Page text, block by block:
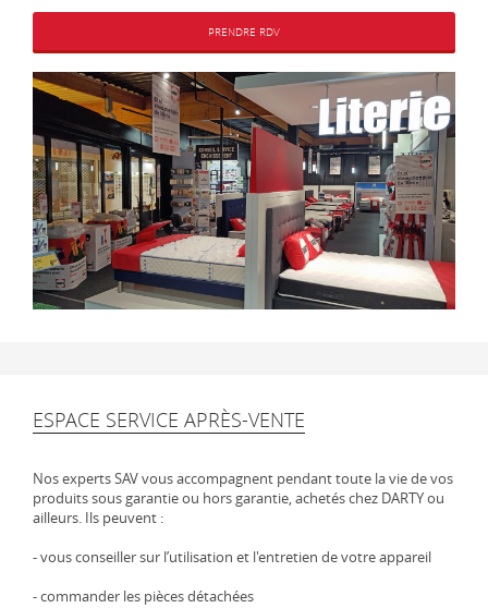
PRENDRE RDV
ESPACE SERVICE APRÈS-VENTE
Nos experts SAV vous accompagnent pendant toute la vie de vos
produits sous garantie ou hors garantie, achetés chez DARTY ou
ailleurs. Ils peuvent :
- vous conseiller sur l’utilisation et l'entretien de votre appareil
- commander les pièces détachées